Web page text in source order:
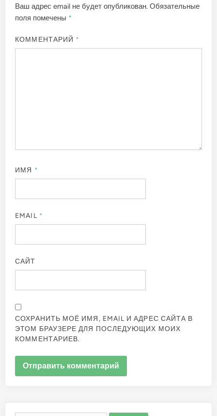
Ваш адрес email не будет опубликован. Обязательные
поля помечены *
КОММЕНТАРИЙ *
ИМЯ *
EMAIL *
САЙТ
СОХРАНИТЬ МОЁ ИМЯ, EMAIL И АДРЕС САЙТА В
ЭТОМ БРАУЗЕРЕ ДЛЯ ПОСЛЕДУЮЩИХ МОИХ
КОММЕНТАРИЕВ.